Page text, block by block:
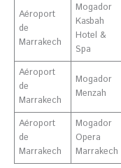
Aéroport
de
Marrakech
Mogador
Kasbah
Hotel &
Spa
Aéroport
de
Marrakech
Mogador
Menzah
Aéroport
de
Marrakech
Mogador
Opera
Marrakech